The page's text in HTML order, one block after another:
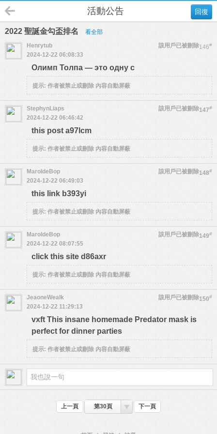
回復
活動公告
2022 聖誕金勾盃排名 看全部
146#
Henrytub
該用戶已被刪除
2024-12-22 06:08:33
Олимп Толпа — это одну с
提示: 作者被禁止或刪除 內容自動屏蔽
147#
StephynLiaps
該用戶已被刪除
2024-12-22 06:46:42
this post a97lcm
提示: 作者被禁止或刪除 內容自動屏蔽
148#
MaroldeBop
該用戶已被刪除
2024-12-22 06:49:03
this link b393yi
提示: 作者被禁止或刪除 內容自動屏蔽
149#
MaroldeBop
該用戶已被刪除
2024-12-22 08:07:55
click this site d86axr
提示: 作者被禁止或刪除 內容自動屏蔽
150#
JeaoneWealk
該用戶已被刪除
2024-12-22 11:29:13
vxft This insane homemade Predator mask is
perfect for dinner parties
提示: 作者被禁止或刪除 內容自動屏蔽
上一頁 第30頁 下一頁